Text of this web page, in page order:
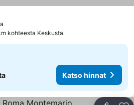
kohteesta Keskusta
Katso hinnat